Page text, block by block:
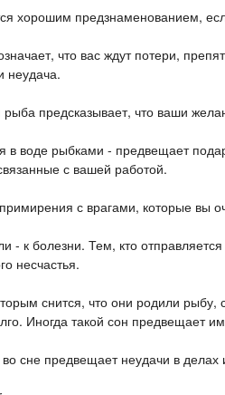
хорошим предзнаменованием,
что вас ждут потери,
неудача.
предсказывает, что ваши
воде рыбками - предвещает
с вашей работой.
с врагами, которые вы
- к болезни. Тем, кто
несчастья.
снится, что они родили рыбу,
Иногда такой сон предвещает
сне предвещает неудачи в